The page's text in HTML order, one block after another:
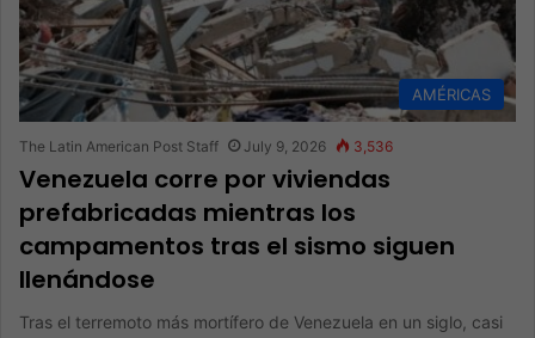
AMÉRICAS
The Latin American Post Staff July 9, 2026 3,536
Venezuela corre por viviendas
prefabricadas mientras los
campamentos tras el sismo siguen
llenándose
Tras el terremoto más mortífero de Venezuela en un siglo, casi